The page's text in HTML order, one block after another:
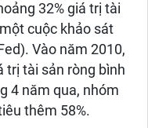
32% giá trị tài
cuộc khảo sát
Vào năm 2010,
trị tài sản ròng bình
4 năm qua, nhóm
thêm 58%.